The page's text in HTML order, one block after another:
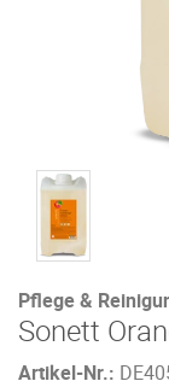
Pflege &
Sonett
Artikel-Nr.: